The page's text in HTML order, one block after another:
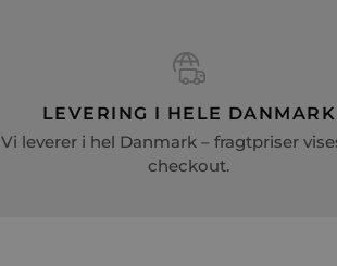
LEVERING I HELE DANMARK
Vi leverer i hel Danmark – fragtpriser
checkout.